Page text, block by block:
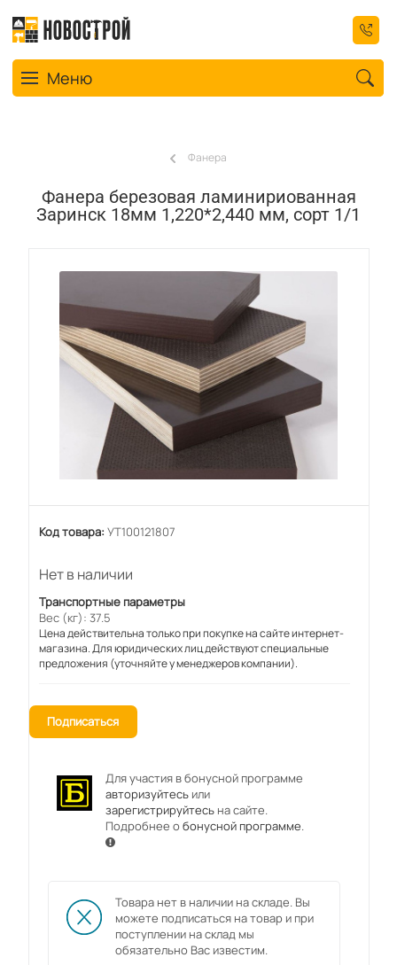
Toggle navigation
Меню
Фанера
Фанера березовая ламинириованная
Заринск 18мм 1,220*2,440 мм, сорт 1/1
Код товара: УТ100121807
Нет в наличии
Транспортные параметры
Вес (кг): 37.5
Цена действительна только при покупке на сайте интернет-
магазина. Для юридических лиц действуют специальные
предложения (уточняйте у менеджеров компании).
Подписаться
Для участия в бонусной программе
авторизуйтесьили
зарегистрируйтесьна сайте.
Подробнее обонусной программе.
Товара нет в наличии на складе. Вы
можете подписаться на товар и при
поступлении на склад мы
обязательно Вас известим.